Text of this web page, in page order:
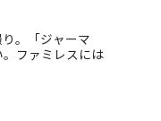
。「ジャーマ
ファミレスには